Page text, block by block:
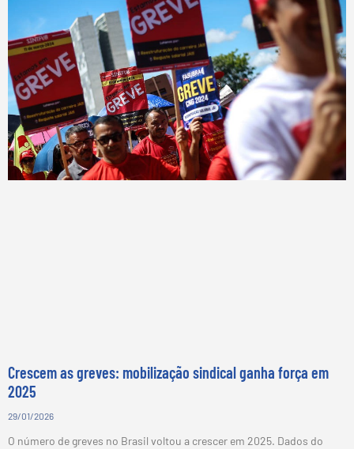
Crescem as greves: mobilização sindical ganha força em
2025
29/01/2026
O número de greves no Brasil voltou a crescer em 2025. Dados do